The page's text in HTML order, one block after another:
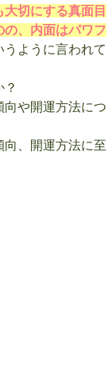
切にする真面目
の、内面はパワフ
うように言われて
や開運方法につ
、開運方法に至